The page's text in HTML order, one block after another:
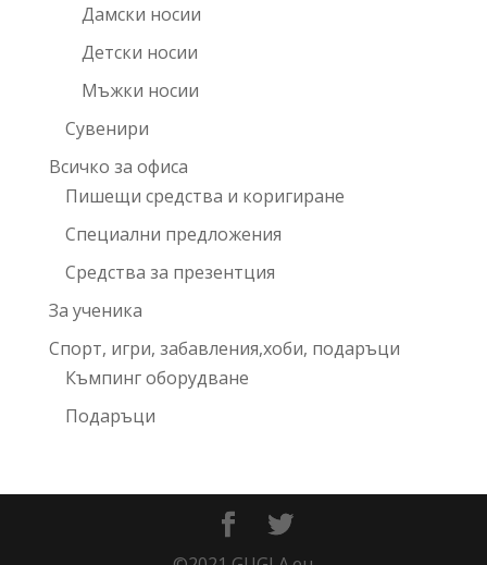
Дамски носии
Детски носии
Мъжки носии
Сувенири
Всичко за офиса
Пишещи средства и коригиране
Специални предложения
Средства за презентция
За ученика
Спорт, игри, забавления,хоби, подаръци
Къмпинг оборудване
Подаръци